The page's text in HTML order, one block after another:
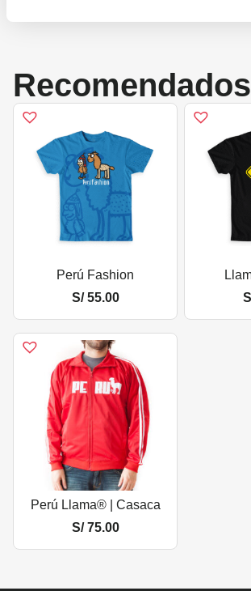
Recomendados
Perú Fashion
S/55.00
Perú Llama® | Casaca
S/75.00